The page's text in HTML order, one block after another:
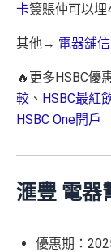
卡簽賬仲可以埋
其他→ 電器舖
🔥更多HSBC優
較 、 HSBC最紅
HSBC One開戶
滙豐 電器
優惠期：